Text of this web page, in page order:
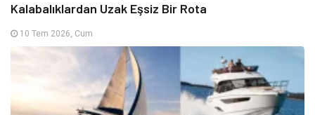
Kalabalıklardan Uzak Eşsiz Bir Rota
10 Tem 2026, Cum